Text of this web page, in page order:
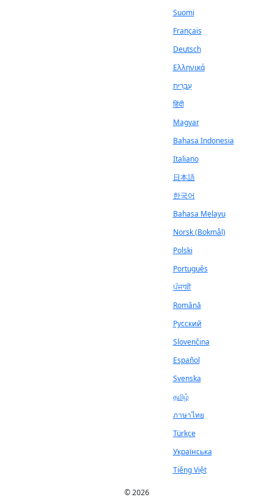
Suomi
Français
Deutsch
Ελληνικά
עִבְרִית
हिंदी
Magyar
Bahasa Indonesia
Italiano
日本語
한국어
Bahasa Melayu
Norsk (Bokmål)
Polski
Português
ਪੰਜਾਬੀ
Română
Русский
Slovenčina
Español
Svenska
தமிழ்
ภาษาไทย
Türkçe
Українська
Tiếng Việt
© 2026